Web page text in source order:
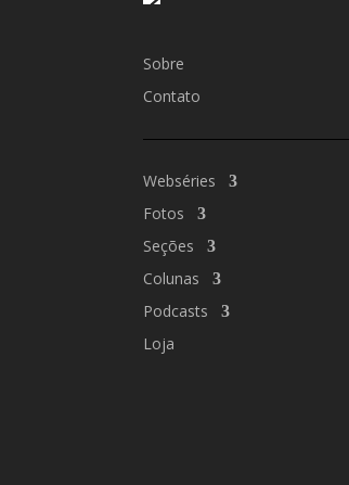
Sobre
Contato
Webséries
Fotos
Seções
Colunas
Podcasts
Loja